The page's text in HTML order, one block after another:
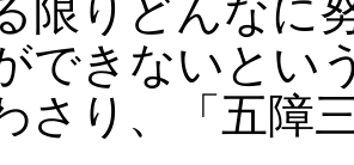
限りどんなに
できないとい
さり、「五障